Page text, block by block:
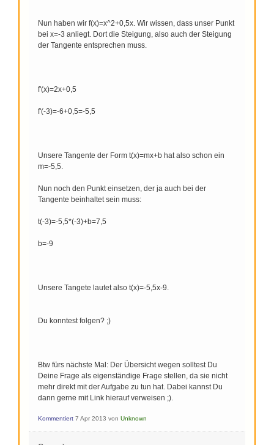
Nun haben wir f(x)=x^2+0,5x. Wir wissen, dass unser Punkt
bei x=-3 anliegt. Dort die Steigung, also auch der Steigung
der Tangente entsprechen muss.
f'(x)=2x+0,5
f'(-3)=-6+0,5=-5,5
Unsere Tangente der Form t(x)=mx+b hat also schon ein
m=-5,5.
Nun noch den Punkt einsetzen, der ja auch bei der
Tangente beinhaltet sein muss:
t(-3)=-5,5*(-3)+b=7,5
b=-9
Unsere Tangete lautet also t(x)=-5,5x-9.
Du konntest folgen? ;)
Btw fürs nächste Mal: Der Übersicht wegen solltest Du
Deine Frage als eigenständige Frage stellen, da sie nicht
mehr direkt mit der Aufgabe zu tun hat. Dabei kannst Du
dann gerne mit Link hierauf verweisen ;).
Kommentiert 7 Apr 2013 von Unknown